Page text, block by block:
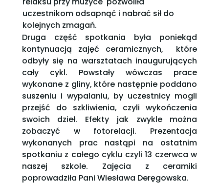
uczestnikom odsapnąć i nabrać sił do
kolejnych zmagań.
Druga część spotkania była poniekąd
kontynuacją zajęć ceramicznych, które
odbyły się na warsztatach inaugurujących
cały cykl. Powstały wówczas prace
wykonane z gliny, które następnie poddano
suszeniu i wypalaniu, by uczestnicy mogli
przejść do szkliwienia, czyli wykończenia
swoich dzieł. Efekty jak zwykle można
zobaczyć w fotorelacji. Prezentacja
wykonanych prac nastąpi na ostatnim
spotkaniu z całego cyklu czyli 13 czerwca w
naszej szkole. Zajęcia z ceramiki
poprowadziła Pani Wiesława Deręgowska.